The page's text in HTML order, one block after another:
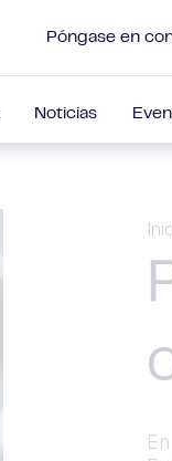
Póngase en
Noticias